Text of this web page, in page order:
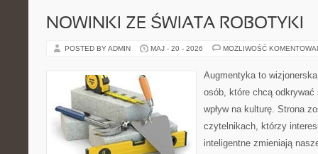
NOWINKI ZE ŚWIATA ROBOTYKI
POSTED BY ADMIN MAJ - 20 - 2026 MOŻLIWOŚĆ
Augmentyka to
osób, które chcą
wpływ na kulturę. Strona
czytelnikach, którzy
inteligentne zmieniają